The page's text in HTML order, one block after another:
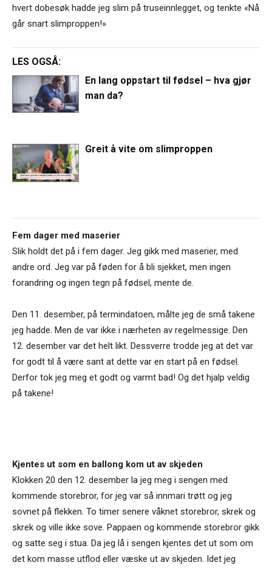
hvert dobesøk hadde jeg slim på truseinnlegget, og tenkte «Nå
går snart slimproppen!»
LES OGSÅ:
En lang oppstart til fødsel – hva gjør
man da?
Greit å vite om slimproppen
Fem dager med maserier
Slik holdt det på i fem dager. Jeg gikk med maserier, med
andre ord. Jeg var på føden for å bli sjekket, men ingen
forandring og ingen tegn på fødsel, mente de.
Den 11. desember, på termindatoen, målte jeg de små takene
jeg hadde. Men de var ikke i nærheten av regelmessige. Den
12. desember var det helt likt. Dessverre trodde jeg at det var
for godt til å være sant at dette var en start på en fødsel.
Derfor tok jeg meg et godt og varmt bad! Og det hjalp veldig
på takene!
Kjentes ut som en ballong kom ut av skjeden
Klokken 20 den 12. desember la jeg meg i sengen med
kommende storebror, for jeg var så innmari trøtt og jeg
sovnet på flekken. To timer senere våknet storebror, skrek og
skrek og ville ikke sove. Pappaen og kommende storebror gikk
og satte seg i stua. Da jeg lå i sengen kjentes det ut som om
det kom masse utflod eller væske ut av skjeden. Idet jeg